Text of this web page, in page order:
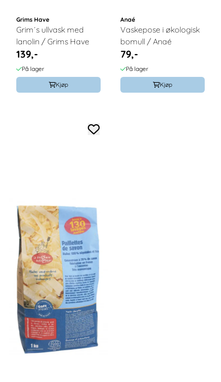
Grims Have
Grim´s ullvask med
lanolin / Grims Have
139,-
På lager
Kjøp
Anaé
Vaskepose i økologisk
bomull / Anaé
79,-
På lager
Kjøp